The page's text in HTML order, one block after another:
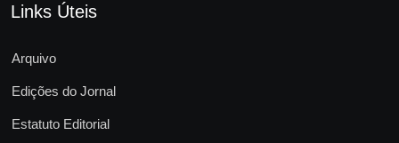
Links Úteis
Arquivo
Edições do Jornal
Estatuto Editorial